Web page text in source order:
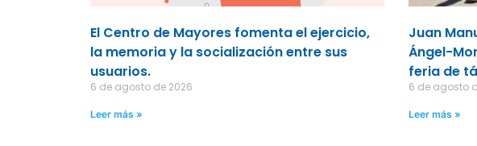
El Centro de Mayores fomenta el ejercicio,
la memoria y la socialización entre sus
usuarios.
6 de agosto de 2026
Leer más »
Juan
Ángel-
feria de
6 de agosto
Leer más »